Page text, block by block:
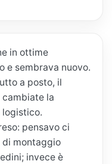
in ottime
e sembrava nuovo.
a posto, il
la
logistico.
pensavo ci
di montaggio
invece è